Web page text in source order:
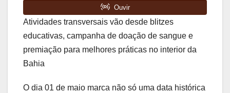
Atividades transversais vão desde blitzes
educativas, campanha de doação de sangue e
premiação para melhores práticas no interior da
Bahia
O dia 01 de maio marca não só uma data histórica